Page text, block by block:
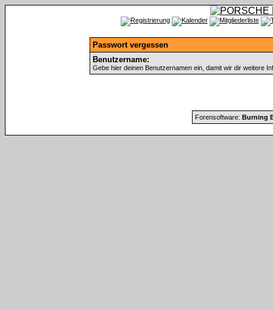
Passwort vergessen
Benutzername:
Gebe hier deinen Benutzernamen ein, damit wir dir weitere
Forensoftware: Burning